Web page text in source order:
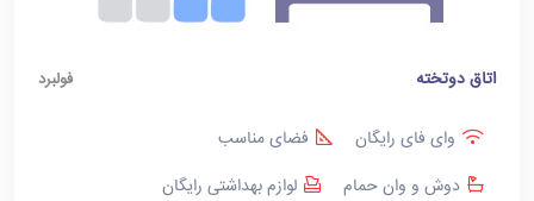
اتاق دوتخته فولبرد
وای فای رایگان
فضای مناسب
دوش و وان حمام
لوازم بهداشتی رایگان